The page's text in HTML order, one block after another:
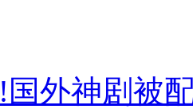
外神剧被